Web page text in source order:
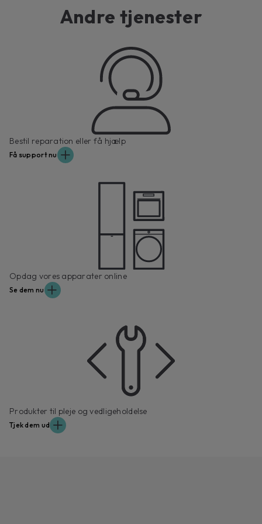
Andre tjenester
Bestil reparation eller få hjælp
Få support nu
Opdag vores apparater online
Se dem nu
Produkter til pleje og vedligeholdelse
Tjek dem ud